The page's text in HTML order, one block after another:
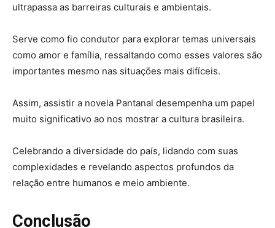
ultrapassa as barreiras culturais e ambientais.
Serve como fio condutor para explorar temas universais
como amor e família, ressaltando como esses valores são
importantes mesmo nas situações mais difíceis.
Assim, assistir a novela Pantanal desempenha um papel
muito significativo ao nos mostrar a cultura brasileira.
Celebrando a diversidade do país, lidando com suas
complexidades e revelando aspectos profundos da
relação entre humanos e meio ambiente.
Conclusão